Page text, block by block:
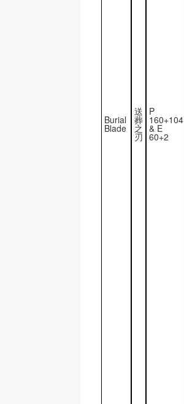
Burial
Blade
送
葬
之
刃
P
160+104
& E
60+2